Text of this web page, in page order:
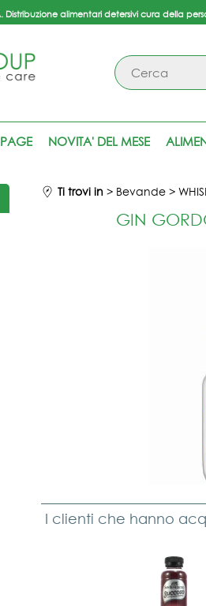
Distribuzione alimentari detersivi cura della
NOVITA' DEL MESE
Ti trovi in Bevande
GIN
I clienti che hanno